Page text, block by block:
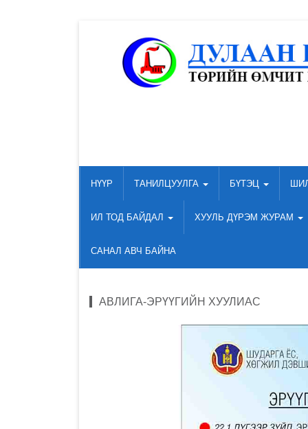
НҮҮР ТАНИЛЦУУЛГА БҮТЭЦ
ИЛ ТОД БАЙДАЛ ХУУЛЬ ДҮРЭМ ЖУРАМ
САНАЛ АВЧ БАЙНА
АВЛИГА-ЭРҮҮГИЙН ХУУЛИАС